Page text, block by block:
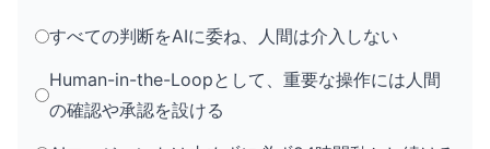
すべての判断をAIに委ね、人間は介入しない
Human-in-the-Loopとして、重要な操作には人間
の確認や承認を設ける